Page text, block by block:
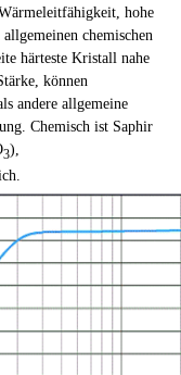
hohe
chemischen
härteste Kristall nahe
können
andere allgemeine
Chemisch ist Saphir
3),